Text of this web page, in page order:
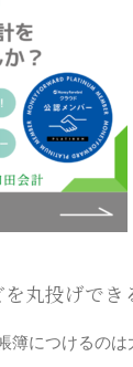
丸投げでき
簿につけるのは